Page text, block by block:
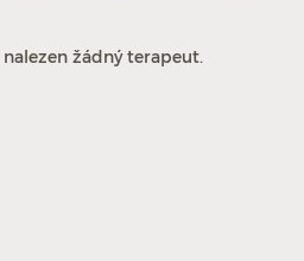
žádný terapeut.